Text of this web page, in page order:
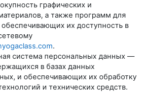
графических и
а также программ для
их доступность в
.
система персональных данных —
в базах данных
и обеспечивающих их обработку
и технических средств.